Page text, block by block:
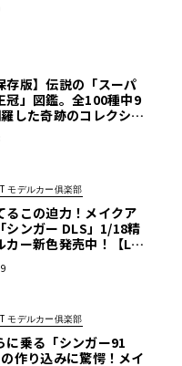
存版】伝説の「スーパ
冠」図鑑。全100種中9
した奇跡のコレクショ
モデルカー俱楽部
るこの迫力！メイクア
シンガー DLS」1/18精
カー新色発売中！【LE
モデルカー俱楽部
に乗る「シンガー91
作り込みに驚愕！メイ